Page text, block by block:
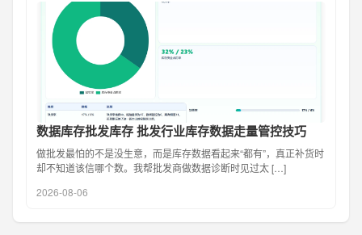
数据库存批发库存 批发行业库存数据走量管控技巧
做批发最怕的不是没生意，而是库存数据看起来“都有”，真正补货时
却不知道该信哪个数。我帮批发商做数据诊断时见过太 […]
2026-08-06